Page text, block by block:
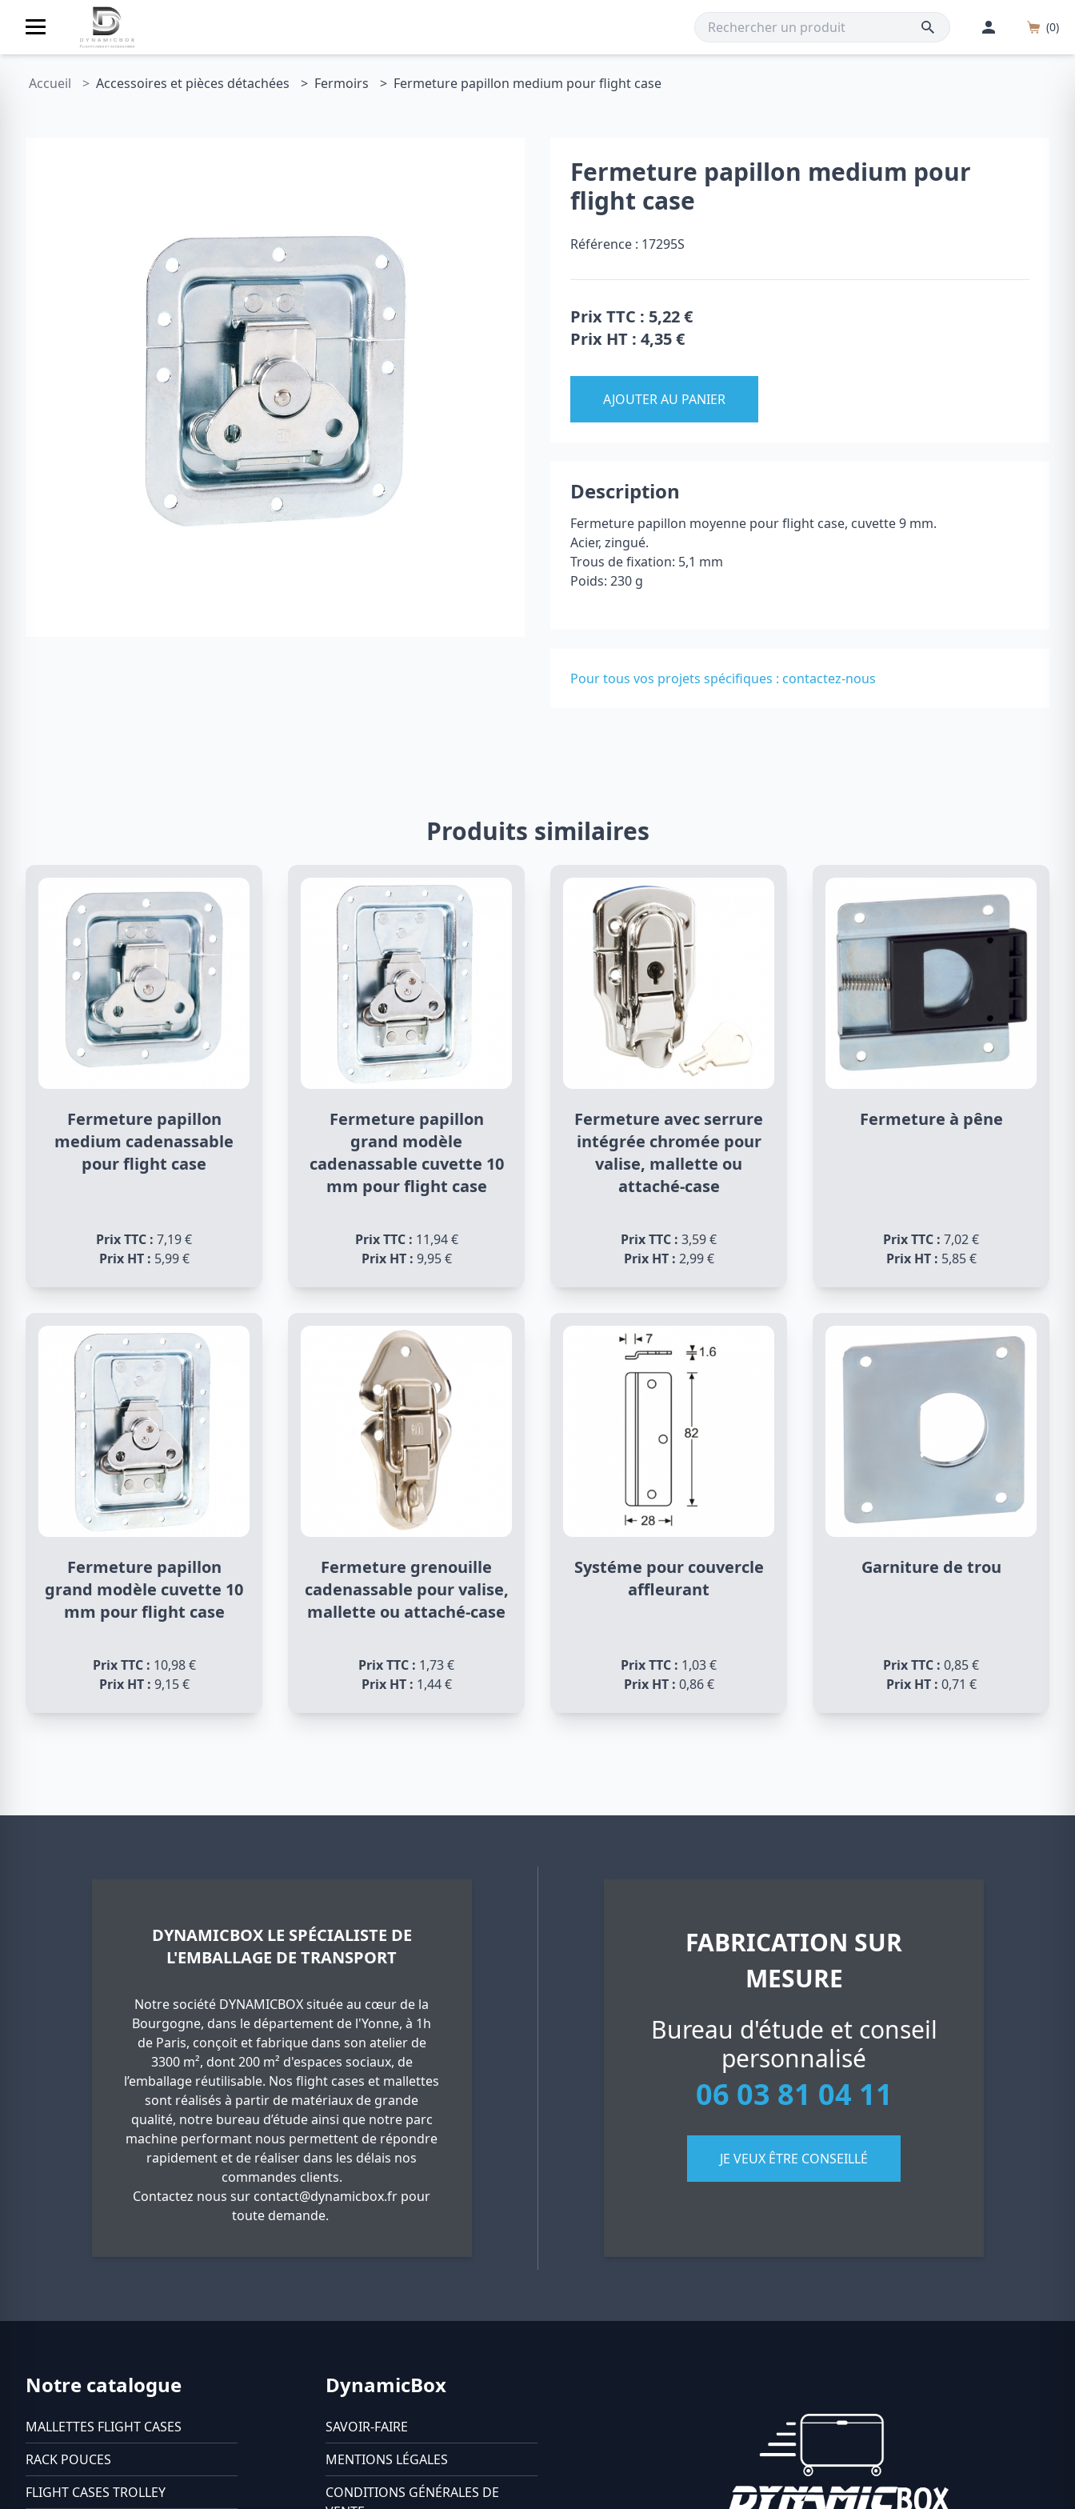
(0)
Accueil Accessoires et pièces détachées Fermoirs Fermeture papillon medium pour flight case
Fermeture papillon medium pour
flight case
Référence : 17295S
Prix TTC : 5,22 €
Prix HT : 4,35 €
AJOUTER AU PANIER
Description
Fermeture papillon moyenne pour flight case, cuvette 9 mm.
Acier, zingué.
Trous de fixation: 5,1 mm
Poids: 230 g
Pour tous vos projets spécifiques : contactez-nous
Produits similaires
Fermeture papillon
medium cadenassable
pour flight case
Prix TTC : 7,19 €
Prix HT : 5,99 €
Fermeture papillon
grand modèle
cadenassable cuvette 10
mm pour flight case
Prix TTC : 11,94 €
Prix HT : 9,95 €
Fermeture avec serrure
intégrée chromée pour
valise, mallette ou
attaché-case
Prix TTC : 3,59 €
Prix HT : 2,99 €
Fermeture à pêne
Prix TTC : 7,02 €
Prix HT : 5,85 €
Fermeture papillon
grand modèle cuvette 10
mm pour flight case
Prix TTC : 10,98 €
Prix HT : 9,15 €
Fermeture grenouille
cadenassable pour valise,
mallette ou attaché-case
Prix TTC : 1,73 €
Prix HT : 1,44 €
Systéme pour couvercle
affleurant
Prix TTC : 1,03 €
Prix HT : 0,86 €
Garniture de trou
Prix TTC : 0,85 €
Prix HT : 0,71 €
DYNAMICBOX LE SPÉCIALISTE DE
L'EMBALLAGE DE TRANSPORT
Notre société DYNAMICBOX située au cœur de la
Bourgogne, dans le département de l'Yonne, à 1h
de Paris, conçoit et fabrique dans son atelier de
3300 m², dont 200 m² d'espaces sociaux, de
l’emballage réutilisable. Nos flight cases et mallettes
sont réalisés à partir de matériaux de grande
qualité, notre bureau d’étude ainsi que notre parc
machine performant nous permettent de répondre
rapidement et de réaliser dans les délais nos
commandes clients.
Contactez nous sur contact@dynamicbox.fr pour
toute demande.
FABRICATION SUR
MESURE
Bureau d'étude et conseil
personnalisé
06 03 81 04 11
JE VEUX ÊTRE CONSEILLÉ
Notre catalogue
MALLETTES FLIGHT CASES
RACK POUCES
FLIGHT CASES TROLLEY
DynamicBox
SAVOIR-FAIRE
MENTIONS LÉGALES
CONDITIONS GÉNÉRALES DE